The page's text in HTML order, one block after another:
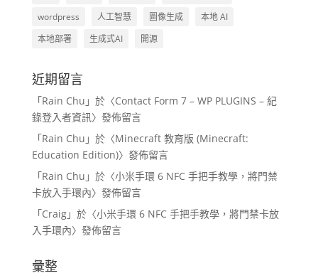
wordpress
人工智慧 圖像生成
本地 AI
本地部署
生成式AI 開源
近期留言
「Rain Chu 」於〈Contact Form 7 – WP PLUGINS – 紀
錄登入者資訊〉發佈留言
「Rain Chu 」於〈Minecraft 教育版 (Minecraft:
Education Edition)〉發佈留言
「Rain Chu 」於〈小米手環 6 NFC 手把手教學，將門禁
卡放入手環內〉發佈留言
「Craig」於〈小米手環 6 NFC 手把手教學，將門禁卡放
入手環內〉發佈留言
彙整